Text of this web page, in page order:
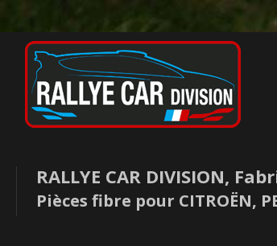
RALLYE CAR DIVISION,
Pièces fibre pour CITROËN,